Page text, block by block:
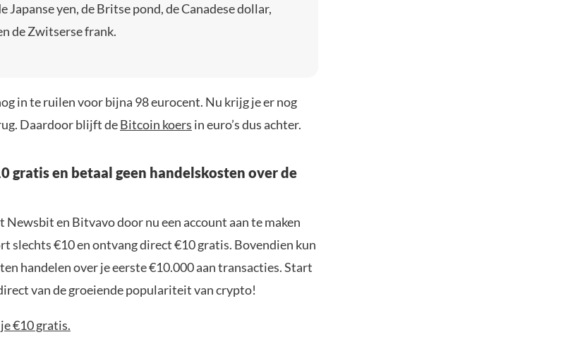
Japanse yen, de Britse pond, de Canadese dollar,
de Zwitserse frank.
in te ruilen voor bijna 98 eurocent. Nu krijg je er nog
Daardoor blijft deBitcoin koers in euro’s dus achter.
gratis en betaal geen handelskosten over de
Newsbit en Bitvavo door nu een account aan te maken
slechts €10 en ontvang direct €10 gratis. Bovendien kun
handelen over je eerste €10.000 aan transacties. Start
van de groeiende populariteit van crypto!
€10 gratis.